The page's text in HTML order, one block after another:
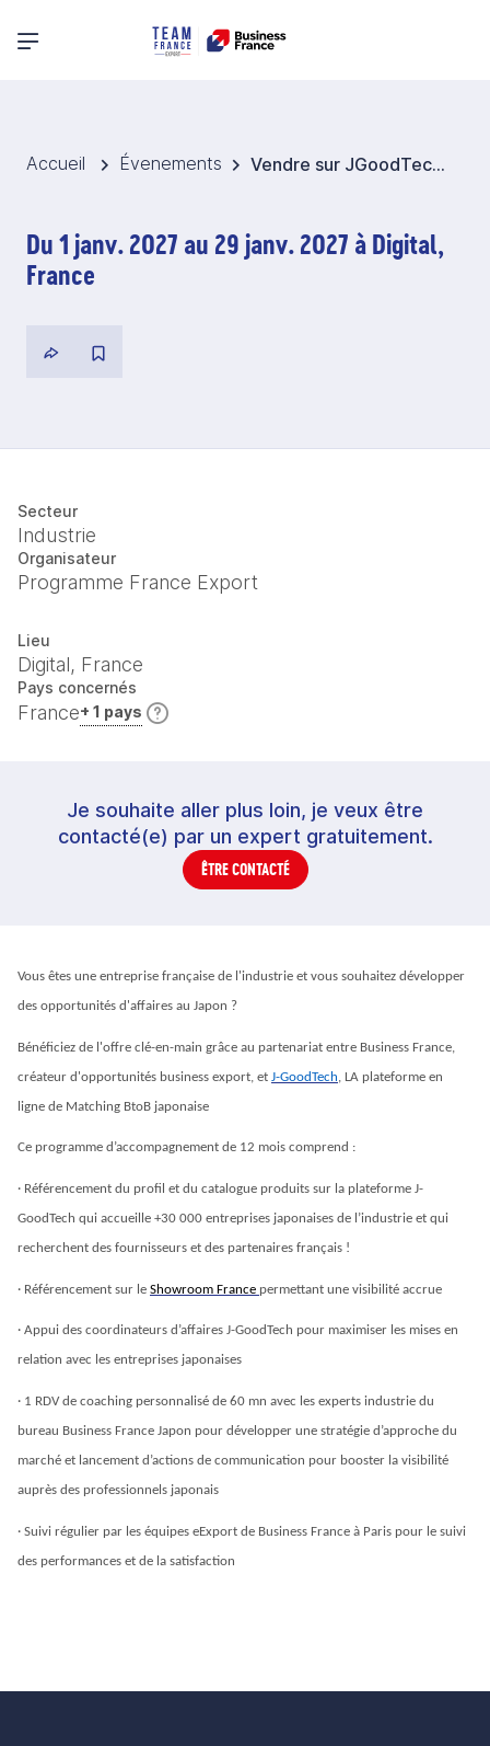
Menu principal
Accueil Évenements Vendre sur JGoodTech 2027 - Japon
Du 1 janv. 2027 au 29 janv. 2027 à Digital,
France
Secteur
Industrie
Organisateur
Programme France Export
Lieu
Digital, France
Pays concernés
France+ 1 pays
Je souhaite aller plus loin, je veux être
contacté(e) par un expert gratuitement.
ÊTRE CONTACTÉ
Vous êtes une entreprise française de l'industrie et vous souhaitez développer
des opportunités d'affaires au Japon ?
Bénéficiez de l'offre clé-en-main grâce au partenariat entre Business France,
créateur d'opportunités business export, et J-GoodTech, LA plateforme en
ligne de Matching BtoB japonaise
Ce programme d’accompagnement de 12 mois comprend :
· Référencement du profil et du catalogue produits sur la plateforme J-
GoodTech qui accueille +30 000 entreprises japonaises de l’industrie et qui
recherchent des fournisseurs et des partenaires français !
· Référencement sur le Showroom France permettant une visibilité accrue
· Appui des coordinateurs d’affaires J-GoodTech pour maximiser les mises en
relation avec les entreprises japonaises
· 1 RDV de coaching personnalisé de 60 mn avec les experts industrie du
bureau Business France Japon pour développer une stratégie d’approche du
marché et lancement d’actions de communication pour booster la visibilité
auprès des professionnels japonais
· Suivi régulier par les équipes eExport de Business France à Paris pour le suivi
des performances et de la satisfaction